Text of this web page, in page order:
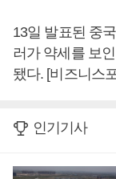
13일 발표된 중
러가 약세를 보
됐다. [비즈니스
인기기사